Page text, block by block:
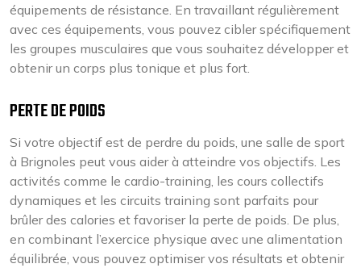
équipements de résistance. En travaillant régulièrement
avec ces équipements, vous pouvez cibler spécifiquement
les groupes musculaires que vous souhaitez développer et
obtenir un corps plus tonique et plus fort.
PERTE DE POIDS
Si votre objectif est de perdre du poids, une salle de sport
à Brignoles peut vous aider à atteindre vos objectifs. Les
activités comme le cardio-training, les cours collectifs
dynamiques et les circuits training sont parfaits pour
brûler des calories et favoriser la perte de poids. De plus,
en combinant l’exercice physique avec une alimentation
équilibrée, vous pouvez optimiser vos résultats et obtenir